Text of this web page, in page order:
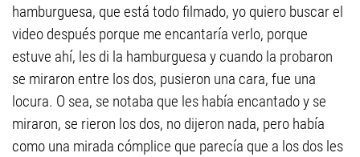
hamburguesa, que está todo filmado, yo quiero buscar el
video después porque me encantaría verlo, porque
estuve ahí, les di la hamburguesa y cuando la probaron
se miraron entre los dos, pusieron una cara, fue una
locura. O sea, se notaba que les había encantado y se
miraron, se rieron los dos, no dijeron nada, pero había
como una mirada cómplice que parecía que a los dos les